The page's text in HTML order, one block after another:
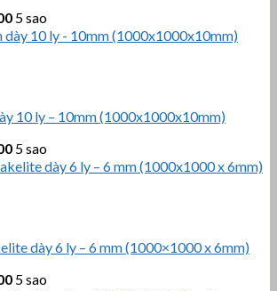
5 sao
10 ly – 10mm (1000x1000x10mm)
5 sao
dày 6 ly – 6 mm (1000×1000 x 6mm)
5 sao